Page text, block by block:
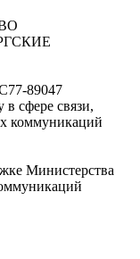
89047
сфере связи,
коммуникаций
Министерства